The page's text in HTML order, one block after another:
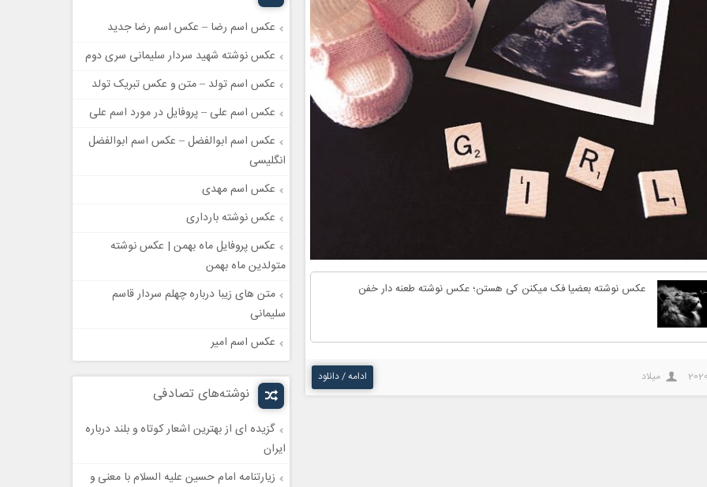
عکس نوشته بعضیا فک میکنن کی هستن؛ عکس نوشته طعنه دار خفن
میلاد ادامه / دانلود
عکس اسم رضا – عکس اسم رضا جدید
عکس نوشته شهید سردار سلیمانی سری دوم
عکس اسم تولد – متن و عکس تبریک تولد
عکس اسم علی – پروفایل در مورد اسم علی
عکس اسم ابوالفضل – عکس اسم ابوالفضل
انگلیسی
عکس اسم مهدی
عکس نوشته بارداری
عکس پروفایل ماه بهمن | عکس نوشته
متولدین ماه بهمن
متن های زیبا درباره چهلم سردار قاسم
سلیمانی
عکس اسم امیر
نوشته‌های تصادفی
گزیده ای از بهترین اشعار کوتاه و بلند درباره
ایران
زیارتنامه امام حسین علیه السلام با معنی و